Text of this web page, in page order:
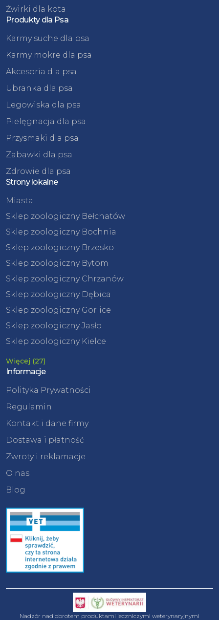
Żwirki dla kota
Produkty dla Psa
Karmy suche dla psa
Karmy mokre dla psa
Akcesoria dla psa
Ubranka dla psa
Legowiska dla psa
Pielęgnacja dla psa
Przysmaki dla psa
Zabawki dla psa
Zdrowie dla psa
Strony lokalne
Miasta
Sklep zoologiczny Bełchatów
Sklep zoologiczny Bochnia
Sklep zoologiczny Brzesko
Sklep zoologiczny Bytom
Sklep zoologiczny Chrzanów
Sklep zoologiczny Dębica
Sklep zoologiczny Gorlice
Sklep zoologiczny Jasło
Sklep zoologiczny Kielce
Więcej (27)
Informacje
Polityka Prywatności
Regulamin
Kontakt i dane firmy
Dostawa i płatność
Zwroty i reklamacje
O nas
Blog
Nadzór nad obrotem produktami leczniczymi weterynaryjnymi